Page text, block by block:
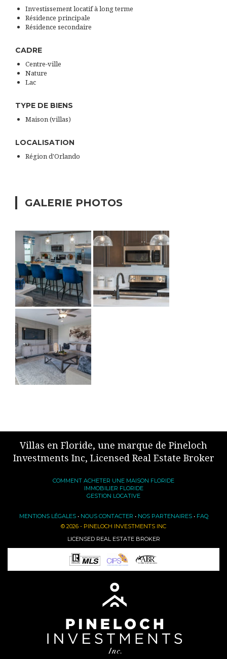
Investissement locatif à long terme
Résidence principale
Résidence secondaire
CADRE
Centre-ville
Nature
Lac
TYPE DE BIENS
Maison (villas)
LOCALISATION
Région d'Orlando
GALERIE PHOTOS
Villas en Floride, une marque de Pineloch
Investments Inc, Licensed Real Estate Broker
COMMENT ACHETER UNE MAISON FLORIDE
IMMOBILIER FLORIDE
GESTION LOCATIVE
MENTIONS LÉGALES• NOUS CONTACTER • NOS PARTENAIRES• FAQ
© 2026 - PINELOCH INVESTMENTS INC
LICENSED REAL ESTATE BROKER